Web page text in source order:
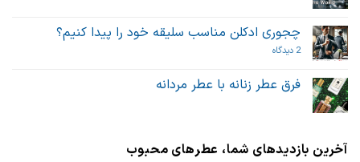
بهترین
عطر
ادکلن
مردانه
از
نظر
نشده
چجوری ادکلن مناسب سلیقه خود را پیدا کنیم؟
2 دیدگاه برای
مناسب
سلیقه
فرق عطر زنانه با عطر مردانه
عطر
زنانه
آخرین بازدیدهای شما، عطرهای محبوب